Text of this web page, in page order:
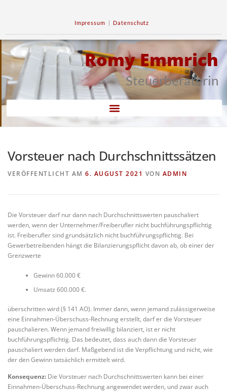
Impressum | Datenschutz
Romy Emmrich
Steuerberaterin
Vorsteuer nach Durchschnittssätzen
VERÖFFENTLICHT AM 6. AUGUST 2021 VON ADMIN
Die Vorsteuer darf nur dann nach Durchschnittswerten pauschaliert
werden, wenn der Unternehmer/Freiberufler nicht buchführungspflichtig
ist. Freiberufler sind grundsätzlich nicht buchführungspflichtig. Bei
Gewerbetreibenden hängt die Bilanzierungspflicht davon ab, ob einer der
Grenzwerte
Gewinn 60.000 €
Umsatz 600.000 €.
überschritten wird (§ 141 AO). Immer dann, wenn jemand zulässigerweise
eine Einnahmen-Überschuss-Rechnung erstellt, darf er die Vorsteuer
pauschalieren. Wenn jemand freiwillig bilanziert, ist er nicht
buchführungspflichtig. Das bedeutet, dass auch dann die Vorsteuer
pauschaliert werden darf. Maßgebend ist die Verpflichtung und nicht, wie
der den Gewinn tatsächlich ermittelt wird.
Konsequenz: Die Vorsteuer nach Durchschnittswerten kann bei einer
Einnahmen-Überschuss-Rechnung angewendet werden, und zwar auch